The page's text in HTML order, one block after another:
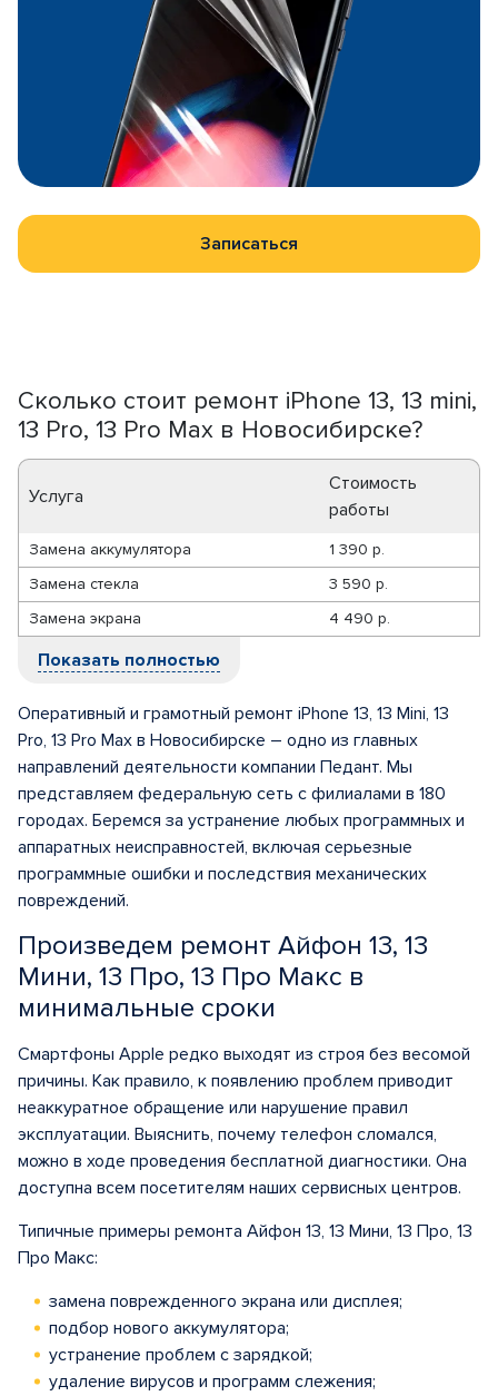
Записаться
Сколько стоит ремонт iPhone 13, 13 mini,
13 Pro, 13 Pro Max в Новосибирске?
Услуга
Стоимость
работы
Замена аккумулятора
1 390 р.
Замена стекла
3 590 р.
Замена экрана
4 490 р.
Показать полностью
Оперативный и грамотный ремонт iPhone 13, 13 Mini, 13
Pro, 13 Pro Max в Новосибирске – одно из главных
направлений деятельности компании Педант. Мы
представляем федеральную сеть с филиалами в 180
городах. Беремся за устранение любых программных и
аппаратных неисправностей, включая серьезные
программные ошибки и последствия механических
повреждений.
Произведем ремонт Айфон 13, 13
Мини, 13 Про, 13 Про Макс в
минимальные сроки
Смартфоны Apple редко выходят из строя без весомой
причины. Как правило, к появлению проблем приводит
неаккуратное обращение или нарушение правил
эксплуатации. Выяснить, почему телефон сломался,
можно в ходе проведения бесплатной диагностики. Она
доступна всем посетителям наших сервисных центров.
Типичные примеры ремонта Айфон 13, 13 Мини, 13 Про, 13
Про Макс:
замена поврежденного экрана или дисплея;
подбор нового аккумулятора;
устранение проблем с зарядкой;
удаление вирусов и программ слежения;